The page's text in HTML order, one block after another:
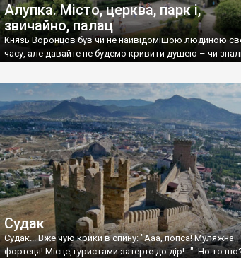
Алупка. Місто, церква, парк і,
звичайно, палац
Князь Воронцов був чи не найвідомішою людиною
часу, але давайте не будемо кривити душею – чи
Судак
Судак... Вже чую крики в спину: "Ааа, попса! Муляжна
фортеця! Місце,туристами затерте до дір!..." Но то